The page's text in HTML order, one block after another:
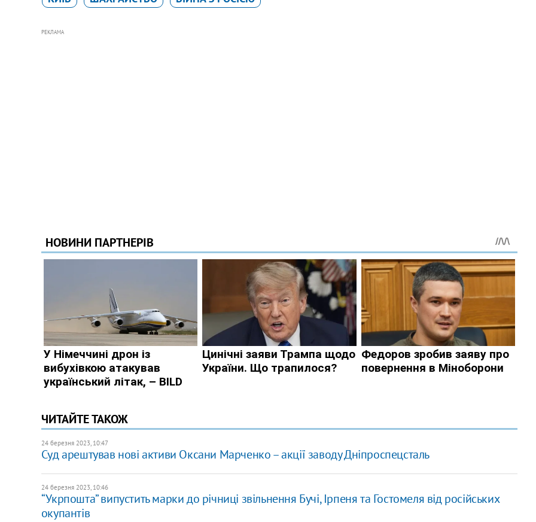
РЕКЛАМА
ЧИТАЙТЕ ТАКОЖ
24 березня 2023, 10:47
Суд арештував нові активи Оксани Марченко – акції заводу Дніпроспецсталь
24 березня 2023, 10:46
“Укрпошта” випустить марки до річниці звільнення Бучі, Ірпеня та Гостомеля від російських
окупантів